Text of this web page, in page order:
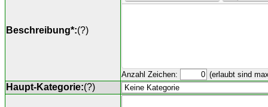
Beschreibung*:(?)
Anzahl Zeichen: (erlaubt sind
Haupt-Kategorie:(?)